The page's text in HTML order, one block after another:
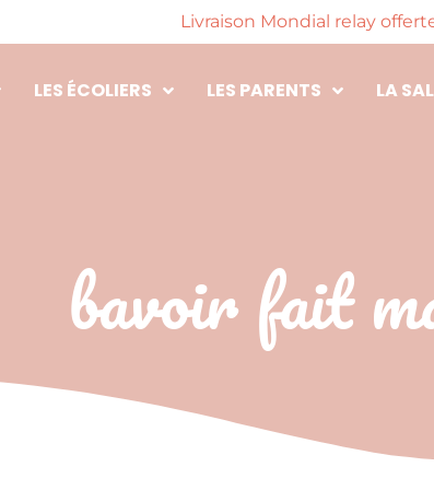
Livraison Mondial relay
LES ÉCOLIERS LES PARENTS LA
bavoir fait